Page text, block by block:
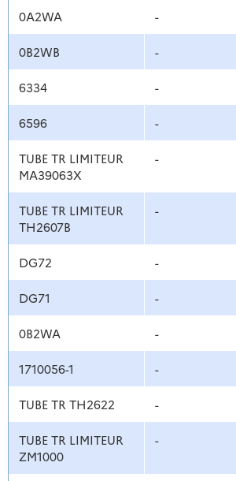
0A2WA -
0B2WB -
6334 -
6596 -
TUBE TR LIMITEUR
MA39063X
-
TUBE TR LIMITEUR
TH2607B
-
DG72 -
DG71 -
0B2WA -
1710056-1 -
TUBE TR TH2622 -
TUBE TR LIMITEUR
ZM1000
-